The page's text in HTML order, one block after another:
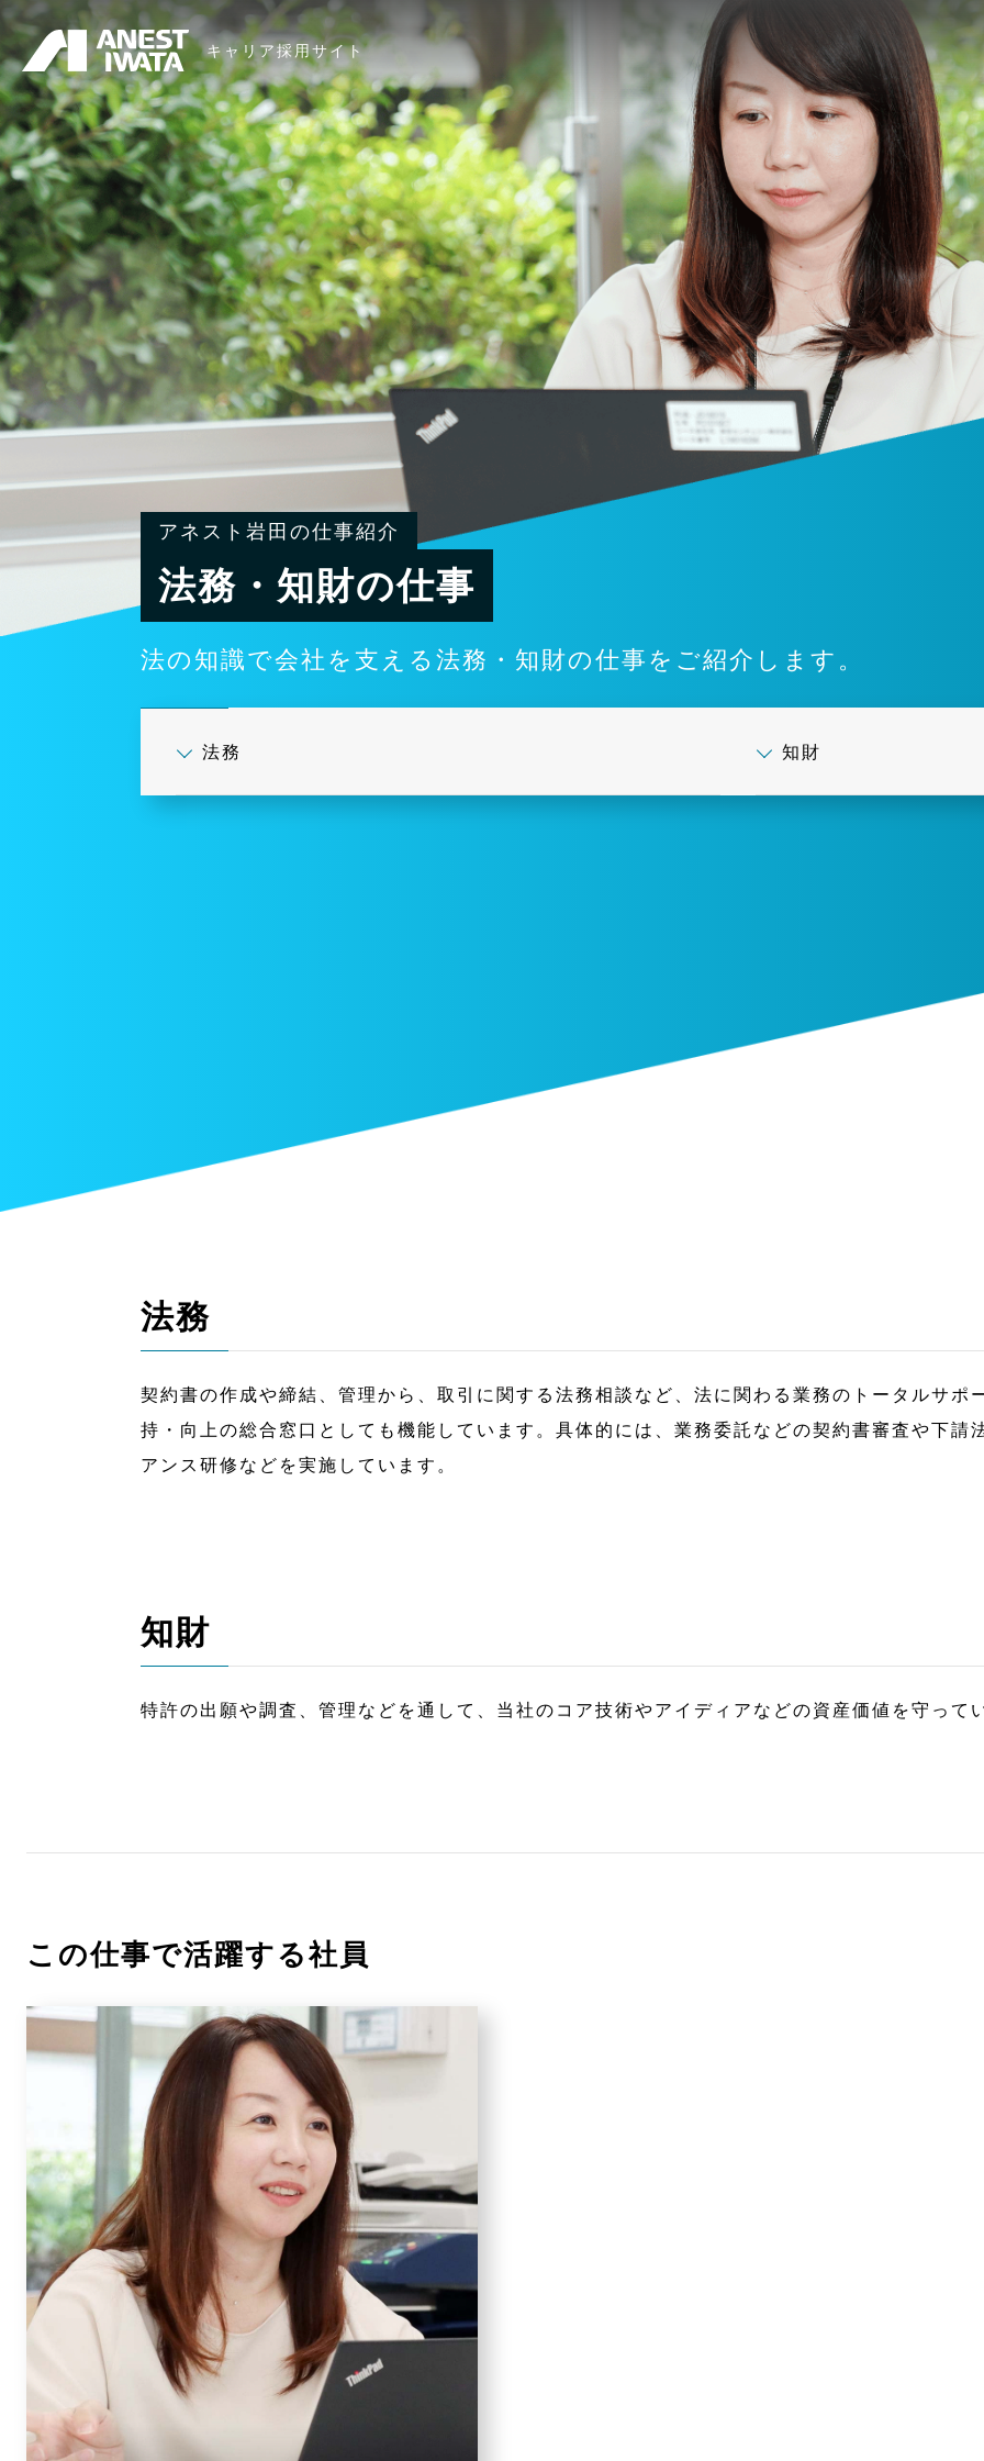
メ
イ
ン
コ
ン
テ
ン
ツ
に
移
動
キャリア採用サイト
アネスト岩田の仕事紹介
法務・知財の仕事
法の知識で会社を支える法務・知財の仕事をご紹介します。
法務 知財
法務
契約書の作成や締結、管理から、取引に関する法務相談など、法に関わる業務のトータルサポ
持・向上の総合窓口としても機能しています。具体的には、業務委託などの契約書審査や下請
アンス研修などを実施しています。
知財
特許の出願や調査、管理などを通して、当社のコア技術やアイディアなどの資産価値を守って
この仕事で活躍する社員